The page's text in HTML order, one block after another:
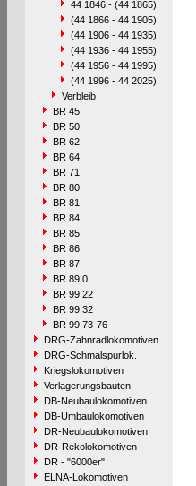
44 1846 - (44 1865)
(44 1866 - 44 1905)
(44 1906 - 44 1935)
(44 1936 - 44 1955)
(44 1956 - 44 1995)
(44 1996 - 44 2025)
Verbleib
BR 45
BR 50
BR 62
BR 64
BR 71
BR 80
BR 81
BR 84
BR 85
BR 86
BR 87
BR 89.0
BR 99.22
BR 99.32
BR 99.73-76
DRG-Zahnradlokomotiven
DRG-Schmalspurlok.
Kriegslokomotiven
Verlagerungsbauten
DB-Neubaulokomotiven
DB-Umbaulokomotiven
DR-Neubaulokomotiven
DR-Rekolokomotiven
DR - "6000er"
ELNA-Lokomotiven